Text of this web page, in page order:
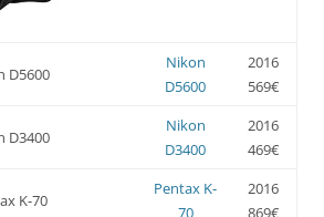
Nikon
D5600
2016
569€
Nikon
D3400
2016
469€
Pentax K-
70
2016
869€